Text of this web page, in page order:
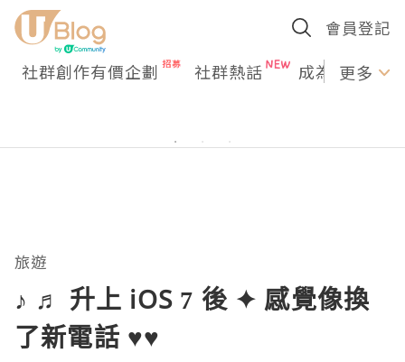
會員登記
社群創作有價企劃 社群熱話 成為U更多
旅遊
♪ ♬ 升上 iOS 7 後 ✦ 感覺像換
了新電話 ♥♥